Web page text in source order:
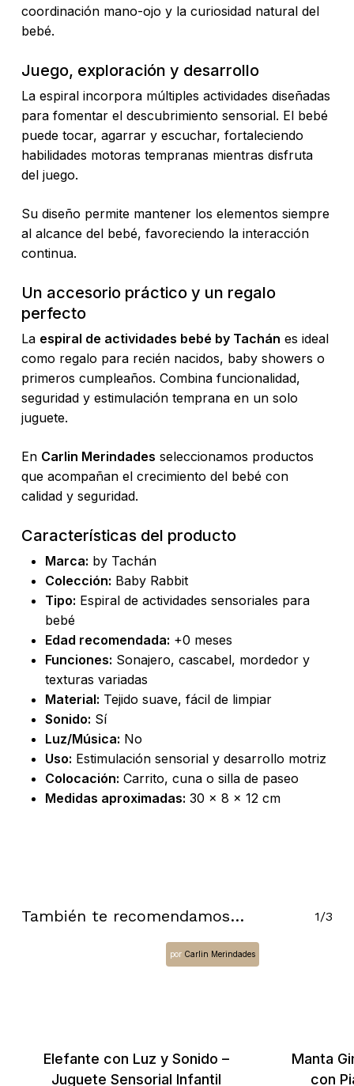
No hay productos en el carrito.
Go To Shop
coordinación mano-ojo y la curiosidad natural del
bebé.
Juego, exploración y desarrollo
La espiral incorpora múltiples actividades diseñadas
para fomentar el descubrimiento sensorial. El bebé
puede tocar, agarrar y escuchar, fortaleciendo
habilidades motoras tempranas mientras disfruta
del juego.
Su diseño permite mantener los elementos siempre
al alcance del bebé, favoreciendo la interacción
continua.
Un accesorio práctico y un regalo
perfecto
La espiral de actividades bebé by Tachán es ideal
como regalo para recién nacidos, baby showers o
primeros cumpleaños. Combina funcionalidad,
seguridad y estimulación temprana en un solo
juguete.
En Carlin Merindades seleccionamos productos
que acompañan el crecimiento del bebé con
calidad y seguridad.
Características del producto
Marca: by Tachán
Colección: Baby Rabbit
Tipo: Espiral de actividades sensoriales para
bebé
Edad recomendada: +0 meses
Funciones: Sonajero, cascabel, mordedor y
texturas variadas
Material: Tejido suave, fácil de limpiar
Sonido: Sí
Luz/Música: No
Uso: Estimulación sensorial y desarrollo motriz
Colocación: Carrito, cuna o silla de paseo
Medidas aproximadas: 30 × 8 × 12 cm
También te recomendamos… 1/3
Elefante con Luz y Sonido –
Juguete Sensorial Infantil
por Carlin Merindades
Manta
con